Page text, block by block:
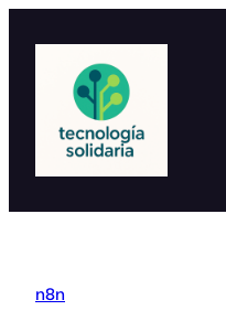
contenido
n8n